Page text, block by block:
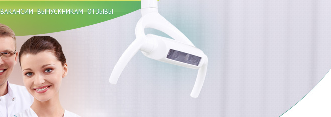
ВАКАНСИИ ВЫПУСКНИКАМ ОТЗЫВЫ